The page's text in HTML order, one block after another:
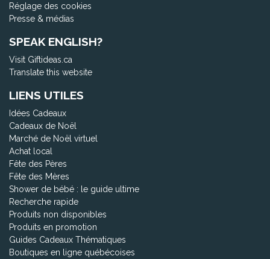
Réglage des cookies
Presse & médias
SPEAK ENGLISH?
Visit Giftideas.ca
Translate this website
LIENS UTILES
Idées Cadeaux
Cadeaux de Noël
Marché de Noël virtuel
Achat local
Fête des Pères
Fête des Mères
Shower de bébé : le guide ultime
Recherche rapide
Produits non disponibles
Produits en promotion
Guides Cadeaux Thématiques
Boutiques en ligne québécoises